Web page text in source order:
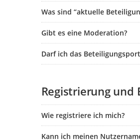
Was sind “aktuelle
Gibt es eine Moderation?
Darf ich das
Registrierung
Wie registriere ich mich?
Kann ich meinen